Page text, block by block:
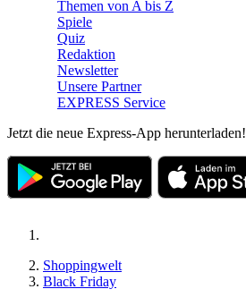
Themen von A bis Z
Spiele
Quiz
Redaktion
Newsletter
Unsere Partner
EXPRESS Service
Jetzt die neue Express-App herunterladen!
Shoppingwelt
Black Friday